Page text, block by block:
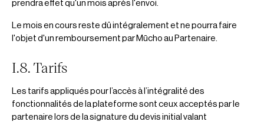
prendra effet qu'un mois après l'envoi.
Le mois en cours reste dû intégralement et ne pourra faire
l'objet d'un remboursement par Mūcho au Partenaire.
I.8. Tarifs
Les tarifs appliqués pour l’accès à l’intégralité des
fonctionnalités de la plateforme sont ceux acceptés par le
partenaire lors de la signature du devis initial valant